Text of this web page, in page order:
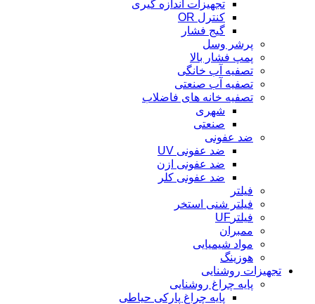
تجهیزات اندازه گیری
کنترل OR
گیج فشار
پرشر وسل
پمپ فشار بالا
تصفیه آب خانگی
تصفیه آب صنعتی
تصفیه خانه های فاضلاب
شهری
صنعتی
ضد عفونی
ضد عفونی UV
ضد عفونی ازن
ضد عفونی کلر
فیلتر
فیلتر شنی استخر
فیلترUF
ممبران
مواد شیمیایی
هوزینگ
تجهیزات روشنایی
پایه چراغ روشنایی
پایه چراغ پارکی حیاطی